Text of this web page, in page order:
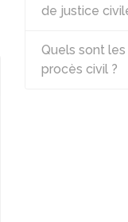
de justice
Quels sont
procès civil ?